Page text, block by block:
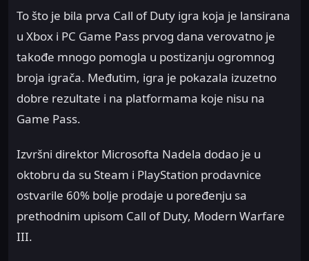
To što je bila prva Call of Duty igra koja je lansirana
u Xbox i PC Game Pass prvog dana verovatno je
takođe mnogo pomogla u postizanju ogromnog
broja igrača. Međutim, igra je pokazala izuzetno
dobre rezultate i na platformama koje nisu na
Game Pass.
Izvršni direktor Microsofta Nadela dodao je u
oktobru da su Steam i PlayStation prodavnice
ostvarile 60% bolje prodaje u poređenju sa
prethodnim upisom Call of Duty, Modern Warfare
III.